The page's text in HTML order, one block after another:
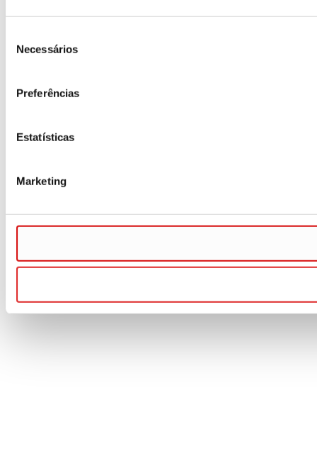
Necessários
Preferências
Estatísticas
Marketing